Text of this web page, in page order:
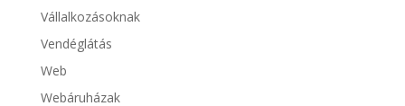
Vállalkozásoknak
Vendéglátás
Web
Webáruházak